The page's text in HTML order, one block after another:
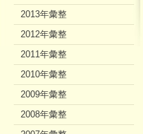
2013年彙整
2012年彙整
2011年彙整
2010年彙整
2009年彙整
2008年彙整